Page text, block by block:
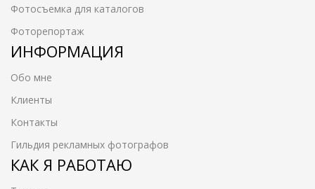
Фотосъемка для каталогов
Фоторепортаж
ИНФОРМАЦИЯ
Обо мне
Клиенты
Контакты
Гильдия рекламных фотографов
КАК Я РАБОТАЮ